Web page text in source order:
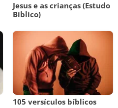
Jesus e as crianças (Estudo
Bíblico)
105 versículos bíblicos